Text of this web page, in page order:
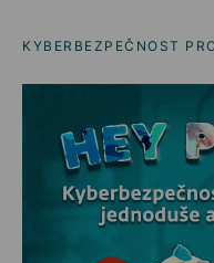
KYBERBEZPEČNOST